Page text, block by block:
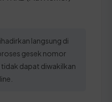
langsung di
gesek nomor
dapat diwakilkan